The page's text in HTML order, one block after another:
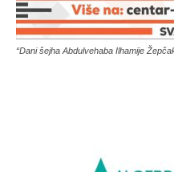
“Dani šejha Abdulvehaba Ilhamije